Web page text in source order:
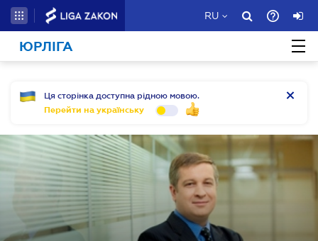
RU
ЮРЛІГА
Ця сторінка доступна рідною мовою.
Перейти на українську